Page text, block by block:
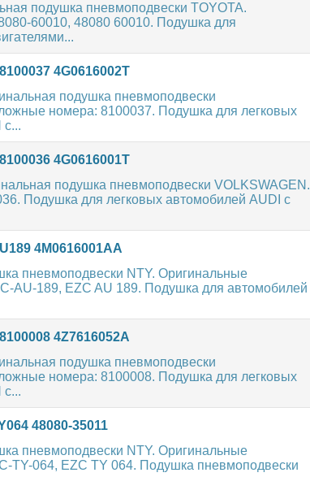
подушка пневмоподвески TOYOTA.
60010, 48080 60010. Подушка для
4G0616002T
подушка пневмоподвески
номера: 8100037. Подушка для легковых
с...
4G0616001T
подушка пневмоподвески VOLKSWAGEN.
Подушка для легковых автомобилей AUDI с
4M0616001AA
пневмоподвески NTY. Оригинальные
AU-189, EZC AU 189. Подушка для автомобилей
4Z7616052A
подушка пневмоподвески
номера: 8100008. Подушка для легковых
с...
48080-35011
пневмоподвески NTY. Оригинальные
TY-064, EZC TY 064. Подушка пневмоподвески